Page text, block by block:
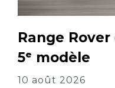
Range
5ᵉ modèle
10 août 2026